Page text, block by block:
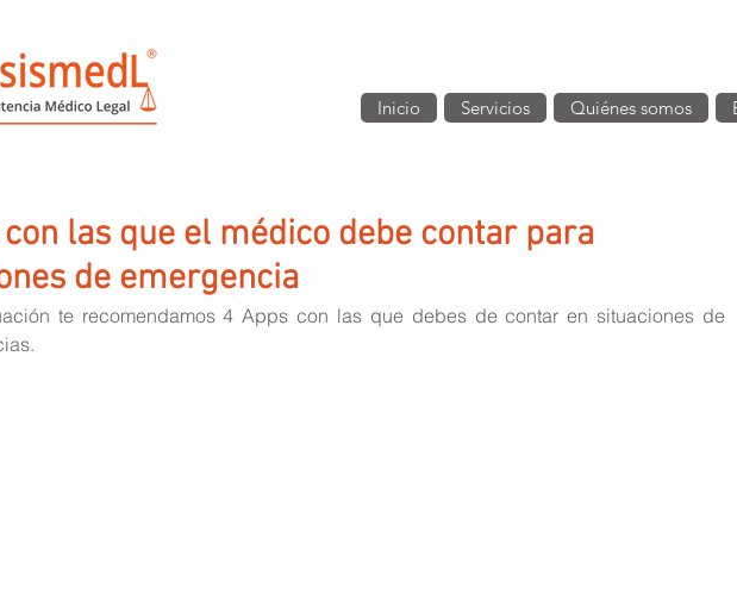
Inicio Servicios Quiénes somos
las que el médico debe contar para
de emergencia
te recomendamos 4 Apps con las que debes de contar en situaciones de